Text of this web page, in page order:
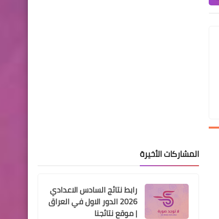
وزارة الدفاع فتح التقديم على
الكلية البحرية ومركز التدريب
المشاركات الأخيرة
رابط نتائج السادس الاعدادي
2026 الدور الاول في العراق
| موقع نتائجنا